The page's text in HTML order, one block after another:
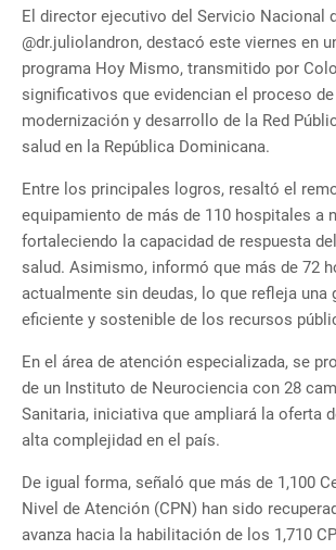
El director ejecutivo del Servicio Nacional
@dr.juliolandron, destacó este viernes en
programa Hoy Mismo, transmitido por
significativos que evidencian el proceso
modernización y desarrollo de la Red
salud en la República Dominicana.
Entre los principales logros, resaltó el
equipamiento de más de 110 hospitales a
fortaleciendo la capacidad de respuesta
salud. Asimismo, informó que más de 72
actualmente sin deudas, lo que refleja una
eficiente y sostenible de los recursos
En el área de atención especializada, se
de un Instituto de Neurociencia con 28
Sanitaria, iniciativa que ampliará la oferta
alta complejidad en el país.
De igual forma, señaló que más de 1,100
Nivel de Atención (CPN) han sido
avanza hacia la habilitación de los 1,710